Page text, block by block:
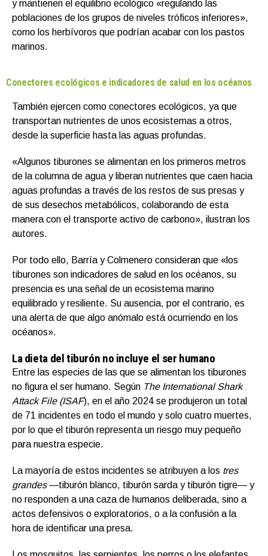
y mantienen el equilibrio ecológico «regulando las
poblaciones de los grupos de niveles tróficos inferiores»,
como los herbívoros que podrían acabar con los pastos
marinos.
Conectores ecológicos e indicadores de salud en los océanos
También ejercen como conectores ecológicos, ya que
transportan nutrientes de unos ecosistemas a otros,
desde la superficie hasta las aguas profundas.
«Algunos tiburones se alimentan en los primeros metros
de la columna de agua y liberan nutrientes que caen hacia
aguas profundas a través de los restos de sus presas y
de sus desechos metabólicos, colaborando de esta
manera con el transporte activo de carbono», ilustran los
autores.
Por todo ello, Barría y Colmenero consideran que «los
tiburones son indicadores de salud en los océanos, su
presencia es una señal de un ecosistema marino
equilibrado y resiliente. Su ausencia, por el contrario, es
una alerta de que algo anómalo está ocurriendo en los
océanos».
La dieta del tiburón no incluye el ser humano
Entre las especies de las que se alimentan los tiburones
no figura el ser humano. Según The International Shark
Attack File (ISAF), en el año 2024 se produjeron un total
de 71 incidentes en todo el mundo y solo cuatro muertes,
por lo que el tiburón representa un riesgo muy pequeño
para nuestra especie.
La mayoría de estos incidentes se atribuyen a los tres
grandes—tiburón blanco, tiburón sarda y tiburón tigre— y
no responden a una caza de humanos deliberada, sino a
actos defensivos o exploratorios, o a la confusión a la
hora de identificar una presa.